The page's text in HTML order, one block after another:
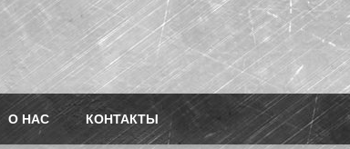
О НАС КОНТАКТЫ